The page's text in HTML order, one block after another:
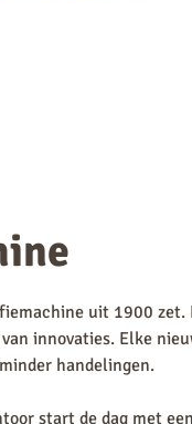
uit 1900 zet.
innovaties. Elke
handelingen.
start de dag met een